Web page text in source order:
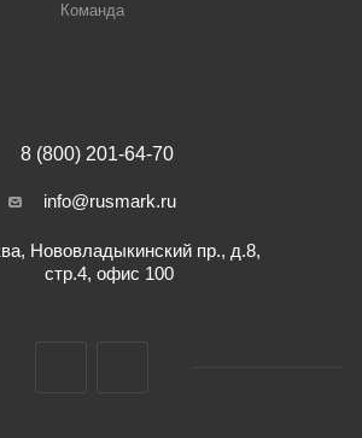
Команда
8 (800) 201-64-70
info@rusmark.ru
Нововладыкинский пр., д.8,
стр.4, офис 100